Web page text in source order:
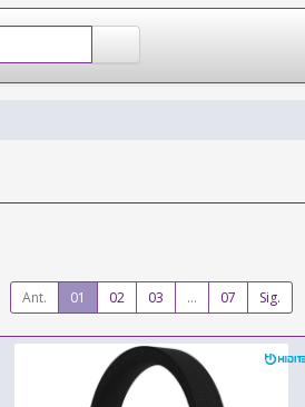
Ant. 01 02 03 ... 07 Sig.